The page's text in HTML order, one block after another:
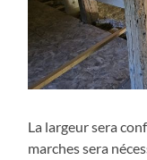
La largeur sera
marches sera